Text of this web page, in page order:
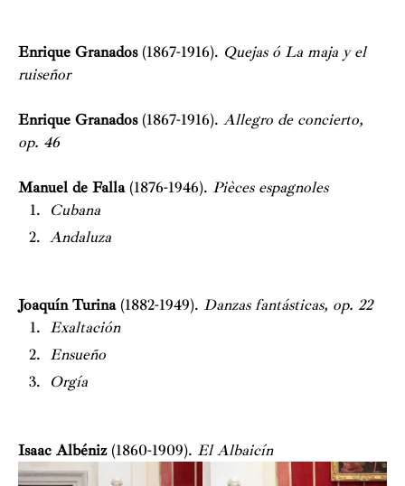
Enrique Granados (1867-1916). Quejas ó La maja y el
ruiseñor
Enrique Granados (1867-1916). Allegro de concierto,
op. 46
Manuel de Falla (1876-1946). Pièces espagnoles
Cubana
Andaluza
Joaquín Turina (1882-1949). Danzas fantásticas, op. 22
Exaltación
Ensueño
Orgía
Isaac Albéniz (1860-1909). El Albaicín